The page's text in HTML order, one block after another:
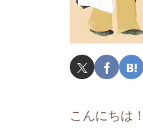
こんにちは！